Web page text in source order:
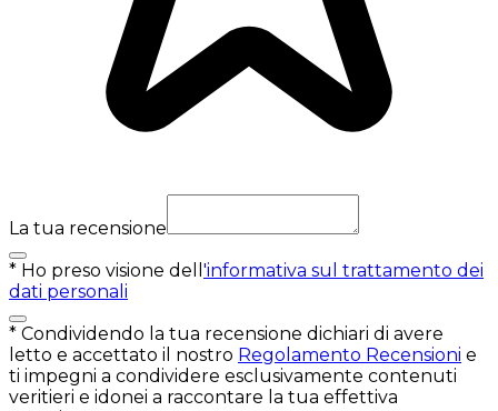
La tua recensione
* Ho preso visione dell 'informativa sul trattamento dei
dati personali
* Condividendo la tua recensione dichiari di avere
letto e accettato il nostro Regolamento Recensioni e
ti impegni a condividere esclusivamente contenuti
veritieri e idonei a raccontare la tua effettiva